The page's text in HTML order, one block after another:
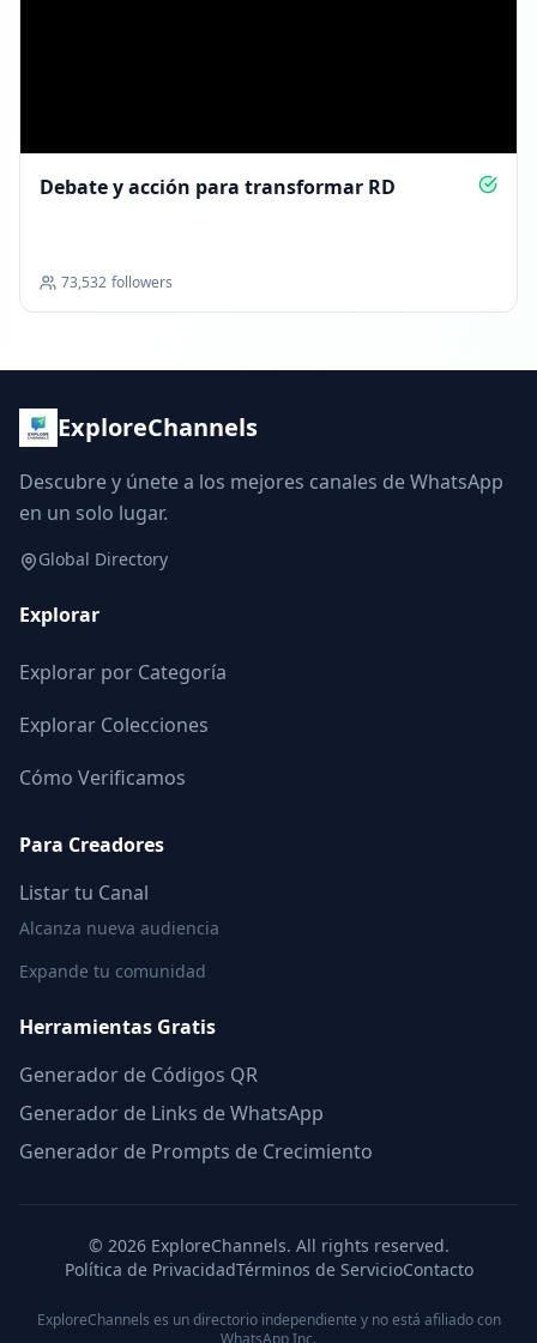
Debate y acción para transformar RD
73,532 followers
ExploreChannels
Descubre y únete a los mejores canales de WhatsApp
en un solo lugar.
Global Directory
Explorar
Explorar por Categoría
Explorar Colecciones
Cómo Verificamos
Para Creadores
Listar tu Canal
Alcanza nueva audiencia
Expande tu comunidad
Herramientas Gratis
Generador de Códigos QR
Generador de Links de WhatsApp
Generador de Prompts de Crecimiento
© 2026ExploreChannels. All rights reserved.
Política de PrivacidadTérminos de ServicioContacto
ExploreChannels es un directorio independiente y no está afiliado con